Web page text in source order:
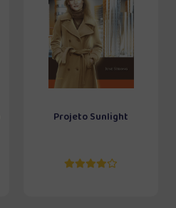
Projeto Sunlight